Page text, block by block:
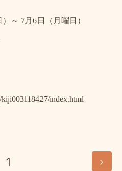
）～ 7月 6日（月曜日）
index.html
1